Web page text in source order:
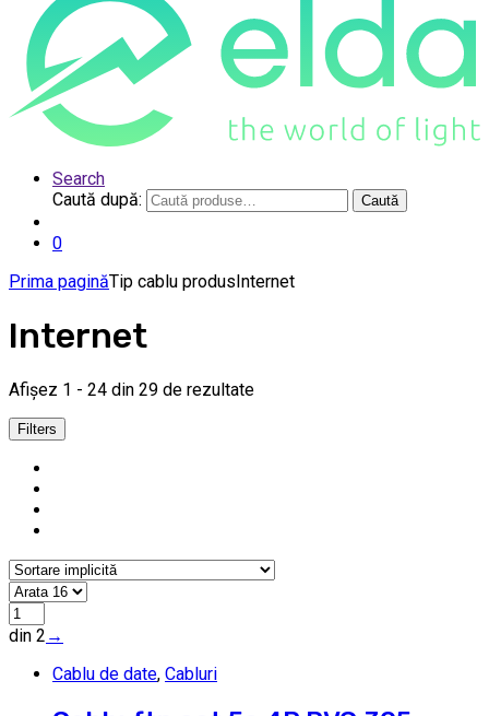
Search
Caută după:
Caută
0
Prima paginăTip cablu produsInternet
Internet
Afișez 1 - 24 din 29 de rezultate
Filters
din 2 →
Cablu de date, Cabluri